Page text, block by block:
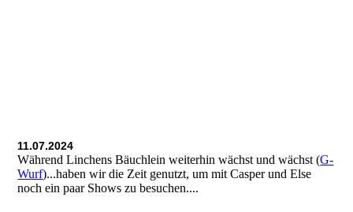
11.07.2024
Während Linchens Bäuchlein weiterhin wächst und wächst (G-
Wurf)...haben wir die Zeit genutzt, um mit Casper und Else
noch ein paar Shows zu besuchen....